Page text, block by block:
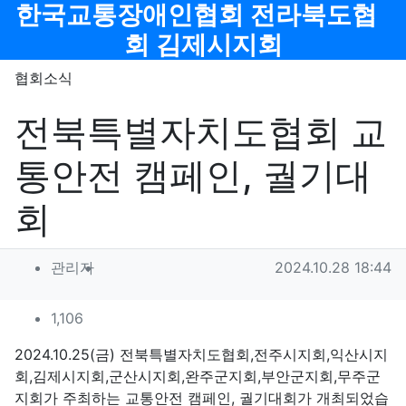
메뉴
한국교통장애인협회 전라북도협
회 김제시지회
협회소식
전북특별자치도협회 교
통안전 캠페인, 궐기대
회
작성자 정보
관리자작성 작성일
2024.10.28 18:44
컨텐츠 정보
1,106
본문
2024.10.25(금) 전북특별자치도협회,전주시지회,익산시지
회,김제시지회,군산시지회,완주군지회,부안군지회,무주군
지회가 주최하는 교통안전 캠페인, 궐기대회가 개최되었습